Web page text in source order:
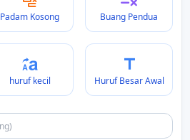
Padam Kosong Buang Pendua
huruf kecil Huruf Besar Awal